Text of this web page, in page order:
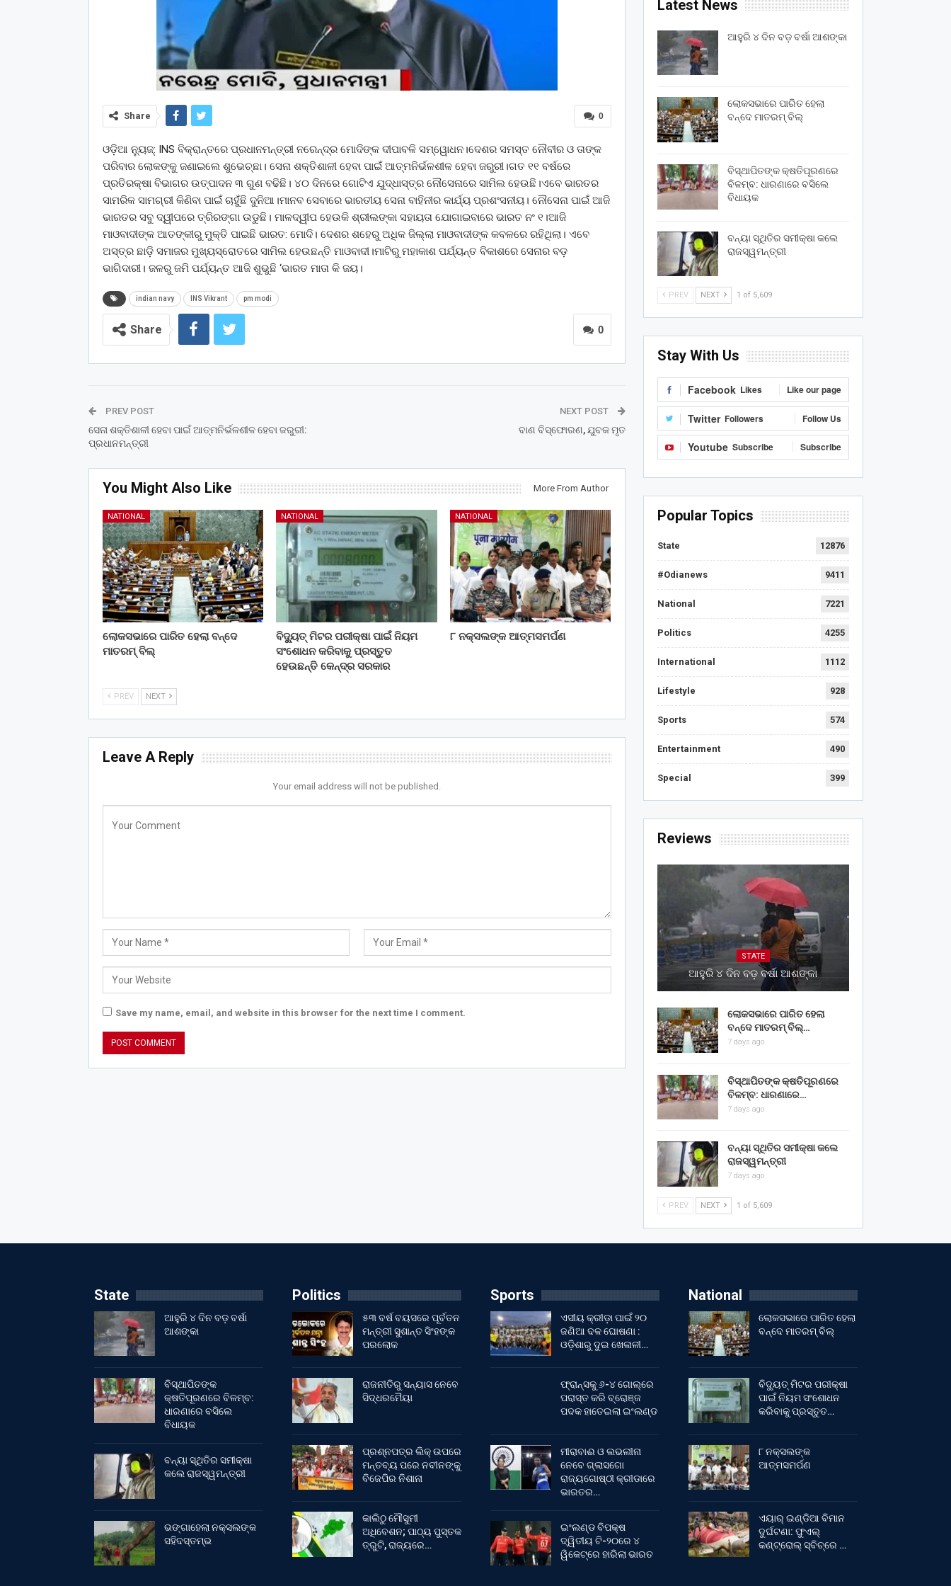
0
Share
ଓଡ଼ିଆ ନ୍ୟୁଜ୍: INS ବିକ୍ରାନ୍ତରେ ପ୍ରଧାନମନ୍ତ୍ରୀ ନରେନ୍ଦ୍ର ମୋଦିଙ୍କ ଦୀପାବଳି ସମ୍ୱୋଧନ।ଦେଶର ସମସ୍ତ ନୌବୀର ଓ ତାଙ୍କ
ପରିବାର ଲୋକଙ୍କୁ ଜଣାଇଲେ ଶୁଭେଚ୍ଛା। ସେନା ଶକ୍ତିଶାଳୀ ହେବା ପାଇଁ ଆତ୍ମନିର୍ଭଳଶୀଳ ହେବା ଜରୁରୀ।ଗତ ୧୧ ବର୍ଷରେ
ପ୍ରତିରକ୍ଷା ବିଭାଗର ଉତ୍ପାଦନ ୩ ଗୁଣ ବଢିଛି। ୪୦ ଦିନରେ ଗୋଟିଏ ଯୁଦ୍ଧାସ୍ତ୍ର ନୌସେନାରେ ସାମିଲ ହେଉଛି।ଏବେ ଭାରତର
ସାମରିକ ସାମଗ୍ରୀ କିଣିବା ପାଇଁ ଚାହୁଁଛି ଦୁନିଆ।ମାନବ ସେବାରେ ଭାରତୀୟ ସେନା ବାହିନୀର କାର୍ଯ୍ୟ ପ୍ରଶଂସନୀୟ। ନୌସେନା ପାଇଁ ଆଜି
ଭାରତର ସବୁ ଦ୍ୱୀପରେ ତ୍ରିରଙ୍ଗା ଉଡୁଛି। ମାଳଦ୍ୱୀପ ହେଉକି ଶ୍ରୀଲଙ୍କା ସହାୟତା ଯୋଗାଇବାରେ ଭାରତ ନଂ ୧।ଆଜି
ମାଓବାଦୀଙ୍କ ଆତଙ୍କୀରୁ ମୁକ୍ତି ପାଇଛି ଭାରତ: ମୋଦି। ଦେଶର ଶହେରୁ ଅଧିକ ଜିଲ୍ଲା ମାଓବାଦୀଙ୍କ କବଳରେ ରହିଥିଲା। ଏବେ
ଅସ୍ତ୍ର ଛାଡ଼ି ସମାଜର ମୁଖ୍ୟସ୍ରୋତରେ ସାମିଲ ହେଉଛନ୍ତି ମାଓବାଦୀ।ମାଟିରୁ ମହାକାଶ ପର୍ଯ୍ୟନ୍ତ ବିକାଶରେ ସେନାର ବଡ଼
ଭାଗିଦାରୀ। ଜଳରୁ ଜମି ପର୍ଯ୍ୟନ୍ତ ଆଜି ଶୁଭୁଛି ‘ଭାରତ ମାତା କି ଜୟ।
indian navy INS Vikrant pm modi
0
Share
PREV POST
ସେନା ଶକ୍ତିଶାଳୀ ହେବା ପାଇଁ ଆତ୍ମନିର୍ଭଳଶୀଳ ହେବା ଜରୁରୀ:
ପ୍ରଧାନମନ୍ତ୍ରୀ
NEXT POST
ବାଣ ବିସ୍ଫୋରଣ, ଯୁବକ ମୃତ
You Might Also Like More From Author
NATIONAL
ଲୋକସଭାରେ ପାରିତ ହେଲା ବନ୍ଦେ
ମାତରମ୍‌ ବିଲ୍‌
NATIONAL
ବିଦ୍ୟୁତ୍ ମିଟର ପରୀକ୍ଷା ପାଇଁ ନିୟମ
ସଂଶୋଧନ କରିବାକୁ ପ୍ରସ୍ତୁତ
ହେଉଛନ୍ତି କେନ୍ଦ୍ର ସରକାର
NATIONAL
୮ ନକ୍ସଲଙ୍କ ଆତ୍ମସମର୍ପଣ
PREV NEXT
Leave A Reply
Your email address will not be published.
Save my name, email, and website in this browser for the next time I comment.
Latest News
ଆହୁରି ୪ ଦିନ ବଡ଼ ବର୍ଷା ଆଶଙ୍କା
ଲୋକସଭାରେ ପାରିତ ହେଲା
ବନ୍ଦେ ମାତରମ୍‌ ବିଲ୍‌
ବିସ୍ଥାପିତଙ୍କ କ୍ଷତିପୂରଣରେ
ବିଳମ୍ବ: ଧାରଣାରେ ବସିଲେ
ବିଧାୟକ
ବନ୍ୟା ସ୍ଥିତିର ସମୀକ୍ଷା କଲେ
ରାଜସ୍ୱମନ୍ତ୍ରୀ
PREV NEXT 1 of 5,609
Stay With Us
Facebook Likes Like our page
Twitter Followers Follow Us
Youtube Subscribe Subscribe
Popular Topics
State 12876
#Odianews 9411
National 7221
Politics 4255
International 1112
Lifestyle 928
Sports 574
Entertainment 490
Special 399
Reviews
STATE
ଆହୁରି ୪ ଦିନ ବଡ଼ ବର୍ଷା ଆଶଙ୍କା
ଲୋକସଭାରେ ପାରିତ ହେଲା
ବନ୍ଦେ ମାତରମ୍‌ ବିଲ୍‌…
7 days ago
ବିସ୍ଥାପିତଙ୍କ କ୍ଷତିପୂରଣରେ
ବିଳମ୍ବ: ଧାରଣାରେ…
7 days ago
ବନ୍ୟା ସ୍ଥିତିର ସମୀକ୍ଷା କଲେ
ରାଜସ୍ୱମନ୍ତ୍ରୀ
7 days ago
PREV NEXT 1 of 5,609
State
ଆହୁରି ୪ ଦିନ ବଡ଼ ବର୍ଷା
ଆଶଙ୍କା
ବିସ୍ଥାପିତଙ୍କ
କ୍ଷତିପୂରଣରେ ବିଳମ୍ବ:
ଧାରଣାରେ ବସିଲେ
ବିଧାୟକ
ବନ୍ୟା ସ୍ଥିତିର ସମୀକ୍ଷା
କଲେ ରାଜସ୍ୱମନ୍ତ୍ରୀ
ଭଙ୍ଗାହେଲା ନକ୍ସଲଙ୍କ
ସହିଦସ୍ତମ୍ଭ
Politics
୫୩ ବର୍ଷ ବୟସରେ ପୂର୍ବତନ
ମନ୍ତ୍ରୀ ସୁଶାନ୍ତ ସିଂହଙ୍କ
ପରଲୋକ
ରାଜନୀତିରୁ ସନ୍ୟାସ ନେବେ
ସିଦ୍ଧରମୈୟା
ପ୍ରଶ୍ନପତ୍ର ଲିକ୍ ଉପରେ
ମନ୍ତବ୍ୟ ପରେ ନବୀନଙ୍କୁ
ବିଜେପିର ନିଶାନା
କାଲିଠୁ ମୌସୁମୀ
ଅଧିବେଶନ; ପାଠ୍ୟ ପୁସ୍ତକ
ତ୍ରୁଟି, ରାଜ୍ୟରେ…
Sports
ଏସୀୟ କ୍ରୀଡ଼ା ପାଇଁ ୨୦
ଜଣିଆ ଦଳ ଘୋଷଣା :
ଓଡ଼ିଶାରୁ ଦୁଇ ଖେଳାଳୀ…
ଫ୍ରାନ୍ସକୁ ୬-୪ ଗୋଲ୍‌ରେ
ପରାସ୍ତ କରି ବ୍ରୋଞ୍ଜ
ପଦକ ହାତେଇଲା ଇଂଲଣ୍ଡ
ମୀରାବାଈ ଓ ଲଭଲୀନା
ନେବେ ଗ୍ଲାସଗୋ
ରାଜ୍ୟଗୋଷ୍ଠୀ କ୍ରୀଡାରେ
ଭାରତର…
ଇଂଲଣ୍ଡ ବିପକ୍ଷ
ଦ୍ୱିତୀୟ ଟି-୨୦ରେ ୪
ୱିକେଟ୍‌ରେ ହାରିଲା ଭାରତ
National
ଲୋକସଭାରେ ପାରିତ ହେଲା
ବନ୍ଦେ ମାତରମ୍‌ ବିଲ୍‌
ବିଦ୍ୟୁତ୍ ମିଟର ପରୀକ୍ଷା
ପାଇଁ ନିୟମ ସଂଶୋଧନ
କରିବାକୁ ପ୍ରସ୍ତୁତ…
୮ ନକ୍ସଲଙ୍କ
ଆତ୍ମସମର୍ପଣ
ଏୟାର୍ ଇଣ୍ଡିଆ ବିମାନ
ଦୁର୍ଘଟଣା: ଫୁଏଲ୍‌
କଣ୍ଟ୍ରୋଲ୍‌ ସ୍ବିଚ୍‌ରେ …